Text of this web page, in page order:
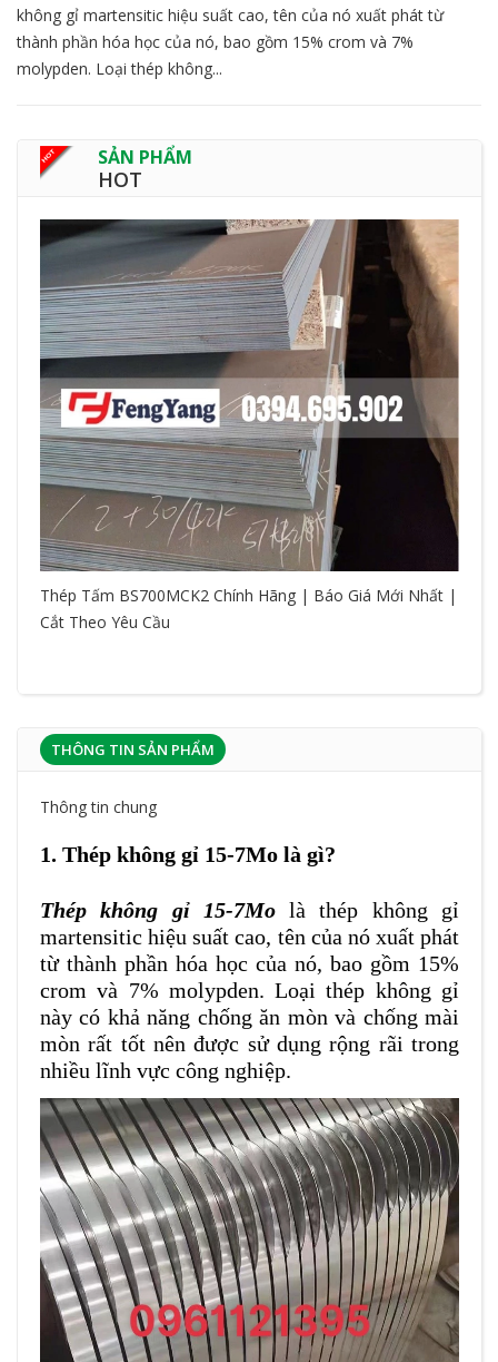
không gỉ martensitic hiệu suất cao, tên của nó xuất phát từ
thành phần hóa học của nó, bao gồm 15% crom và 7%
molypden. Loại thép không...
SẢN PHẨM
HOT
Thép Tấm BS700MCK2 Chính Hãng | Báo Giá Mới Nhất |
Cắt Theo Yêu Cầu
THÔNG TIN SẢN PHẨM
Thông tin chung
1. Thép không gỉ 15-7Mo là gì?
Thép không gỉ 15-7Molà thép không gỉ
martensitic hiệu suất cao, tên của nó xuất phát
từ thành phần hóa học của nó, bao gồm 15%
crom và 7% molypden. Loại thép không gỉ
này có khả năng chống ăn mòn và chống mài
mòn rất tốt nên được sử dụng rộng rãi trong
nhiều lĩnh vực công nghiệp.